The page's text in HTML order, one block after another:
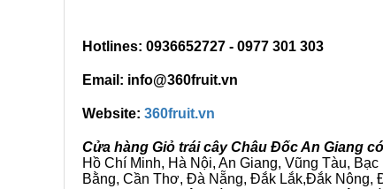
Hotlines: 0936652727 - 0977 301 303
Email: info@360fruit.vn
Website: 360fruit.vn
Cửa hàng Giỏ trái cây Châu Đốc An Giang
Hồ Chí Minh, Hà Nội, An Giang, Vũng Tàu,
Bằng, Cần Thơ, Đà Nẵng, Đắk Lắk,Đắk Nông,